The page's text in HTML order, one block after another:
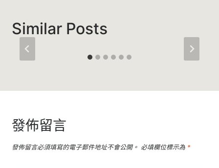
Similar Posts
發佈留言
發佈留言必須填寫的電子郵件地址不會公開。 必填欄位標示為 *